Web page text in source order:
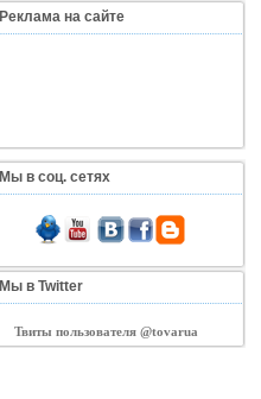
Реклама на сайте
Мы в соц. сетях
Мы в Twitter
Твиты пользователя @tovarua